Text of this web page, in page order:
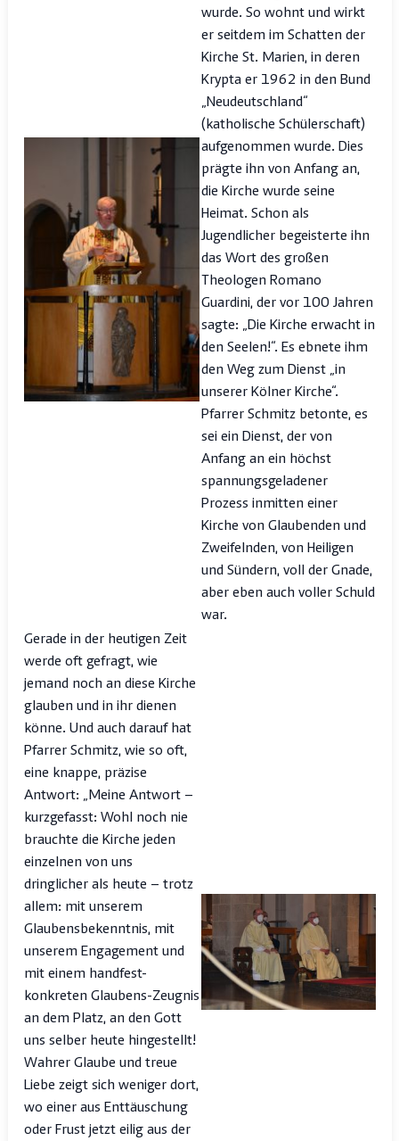
wurde. So wohnt und wirkt
er seitdem im Schatten der
Kirche St. Marien, in deren
Krypta er 1962 in den Bund
„Neudeutschland“
(katholische Schülerschaft)
aufgenommen wurde. Dies
prägte ihn von Anfang an,
die Kirche wurde seine
Heimat. Schon als
Jugendlicher begeisterte ihn
das Wort des großen
Theologen Romano
Guardini, der vor 100 Jahren
sagte: „Die Kirche erwacht in
den Seelen!“. Es ebnete ihm
den Weg zum Dienst „in
unserer Kölner Kirche“.
Pfarrer Schmitz betonte, es
sei ein Dienst, der von
Anfang an ein höchst
spannungsgeladener
Prozess inmitten einer
Kirche von Glaubenden und
Zweifelnden, von Heiligen
und Sündern, voll der Gnade,
aber eben auch voller Schuld
war.
Gerade in der heutigen Zeit
werde oft gefragt, wie
jemand noch an diese Kirche
glauben und in ihr dienen
könne. Und auch darauf hat
Pfarrer Schmitz, wie so oft,
eine knappe, präzise
Antwort: „Meine Antwort –
kurzgefasst: Wohl noch nie
brauchte die Kirche jeden
einzelnen von uns
dringlicher als heute – trotz
allem: mit unserem
Glaubensbekenntnis, mit
unserem Engagement und
mit einem handfest-
konkreten Glaubens-Zeugnis
an dem Platz, an den Gott
uns selber heute hingestellt!
Wahrer Glaube und treue
Liebe zeigt sich weniger dort,
wo einer aus Enttäuschung
oder Frust jetzt eilig aus der